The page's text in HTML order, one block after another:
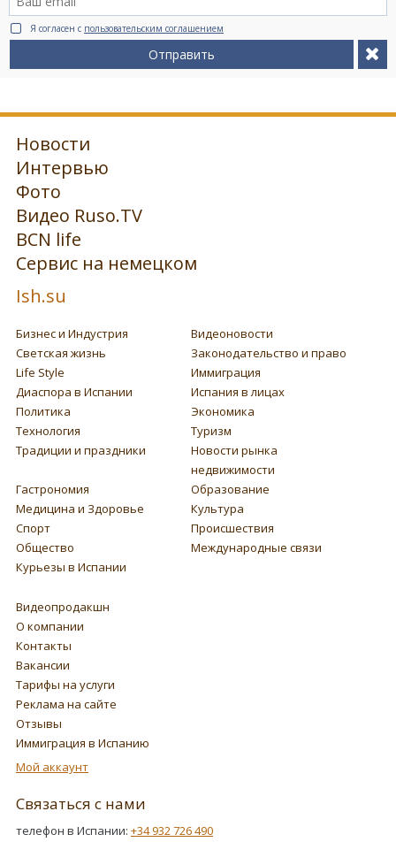
Я согласен с пользовательским соглашением
Отправить
Новости
Интервью
Фото
Видео Ruso.TV
BCN life
Сервис на немецком
Ish.su
Бизнес и Индустрия
Видеоновости
Светская жизнь
Законодательство и право
Life Style
Иммиграция
Диаспора в Испании
Испания в лицах
Политика
Экономика
Технология
Туризм
Традиции и праздники
Новости рынка
недвижимости
Гастрономия
Образование
Медицина и Здоровье
Культура
Спорт
Происшествия
Общество
Международные связи
Курьезы в Испании
Видеопродакшн
О компании
Контакты
Вакансии
Тарифы на услуги
Реклама на сайте
Отзывы
Иммиграция в Испанию
Мой аккаунт
Связаться с нами
телефон в Испании: +34 932 726 490